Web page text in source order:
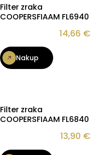
Filter zraka
COOPERSFIAAM FL6940
14,66 €
Nakup
Filter zraka
COOPERSFIAAM FL6840
13,90 €